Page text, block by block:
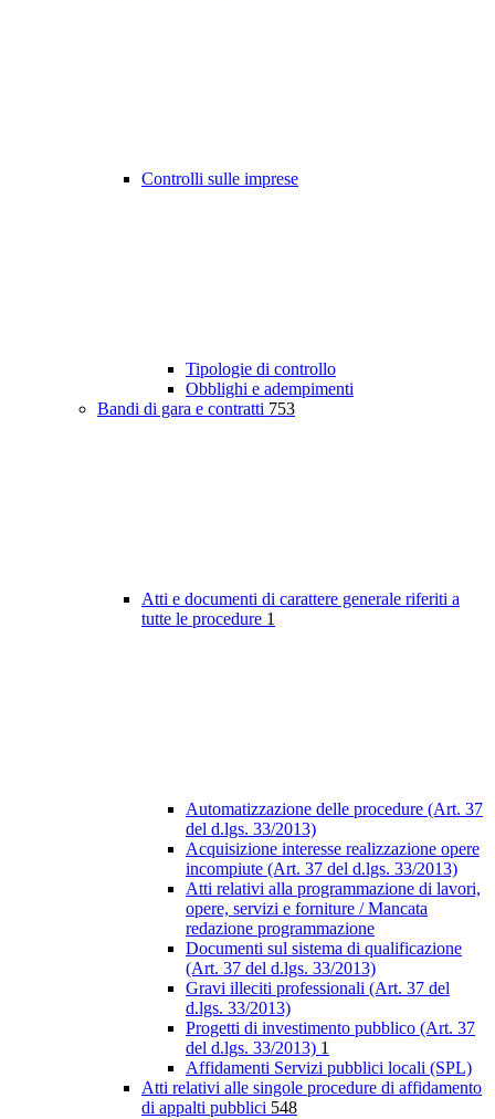
Controlli sulle imprese
Tipologie di controllo
Obblighi e adempimenti
Bandi di gara e contratti 753
Atti e documenti di carattere generale riferiti a
tutte le procedure 1
Automatizzazione delle procedure (Art. 37
del d.lgs. 33/2013)
Acquisizione interesse realizzazione opere
incompiute (Art. 37 del d.lgs. 33/2013)
Atti relativi alla programmazione di lavori,
opere, servizi e forniture / Mancata
redazione programmazione
Documenti sul sistema di qualificazione
(Art. 37 del d.lgs. 33/2013)
Gravi illeciti professionali (Art. 37 del
d.lgs. 33/2013)
Progetti di investimento pubblico (Art. 37
del d.lgs. 33/2013) 1
Affidamenti Servizi pubblici locali (SPL)
Atti relativi alle singole procedure di affidamento
di appalti pubblici 548